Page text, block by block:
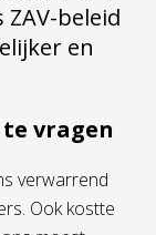
beleid
en
vragen
verwarrend
Ook kostte